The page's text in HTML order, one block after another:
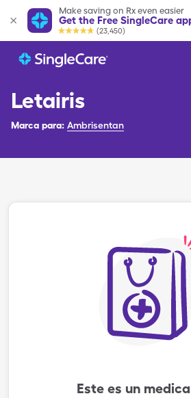
Make saving on Rx even easier
Get the Free SingleCare
(23,450)
Letairis
Marca para: Ambrisentan
Este es un